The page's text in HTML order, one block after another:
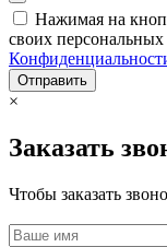
Нажимая на
своих
Отправить
×
Заказать
Чтобы заказать